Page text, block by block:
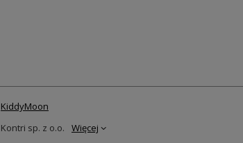
KiddyMoon
Kontri sp. z o.o.
Więcej